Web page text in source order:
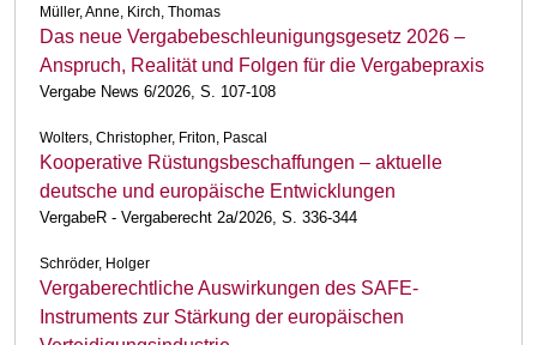
Müller, Anne, Kirch, Thomas
Das neue Vergabebeschleunigungsgesetz 2026 –
Anspruch, Realität und Folgen für die Vergabepraxis
Vergabe News 6/2026, S. 107-108
Wolters, Christopher, Friton, Pascal
Kooperative Rüstungsbeschaffungen – aktuelle
deutsche und europäische Entwicklungen
VergabeR - Vergaberecht 2a/2026, S. 336-344
Schröder, Holger
Vergaberechtliche Auswirkungen des SAFE-
Instruments zur Stärkung der europäischen